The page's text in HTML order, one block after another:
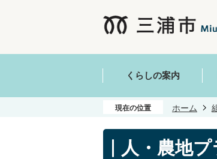
くらしの案内
現在の位置 ホーム
人・農地